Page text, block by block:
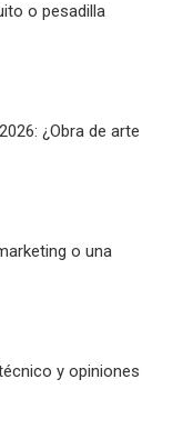
o pesadilla
¿Obra de arte
o una
y opiniones